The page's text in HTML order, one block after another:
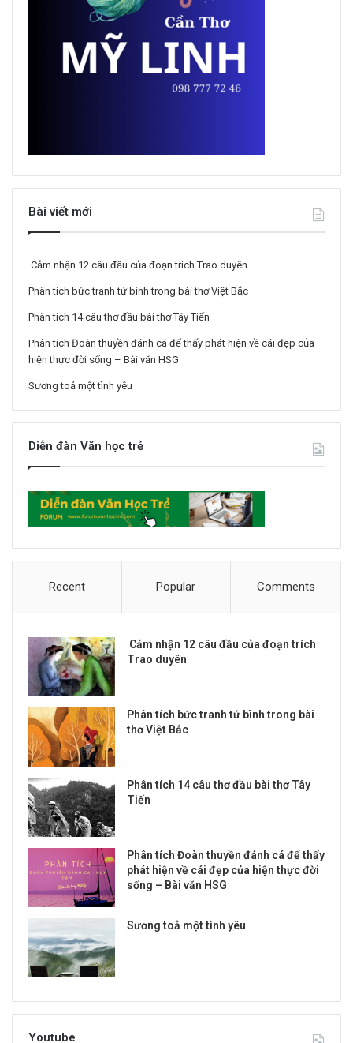
Bài viết mới
Cảm nhận 12 câu đầu của đoạn trích Trao duyên
Phân tích bức tranh tứ bình trong bài thơ Việt Bắc
Phân tích 14 câu thơ đầu bài thơ Tây Tiến
Phân tích Đoàn thuyền đánh cá để thấy phát hiện về cái đẹp của
hiện thực đời sống – Bài văn HSG
Sương toả một tình yêu
Diễn đàn Văn học trẻ
Recent Popular Comments
Cảm nhận 12 câu đầu của đoạn trích
Trao duyên
Phân tích bức tranh tứ bình trong bài
thơ Việt Bắc
Phân tích 14 câu thơ đầu bài thơ Tây
Tiến
Phân tích Đoàn thuyền đánh cá để thấy
phát hiện về cái đẹp của hiện thực đời
sống – Bài văn HSG
Sương toả một tình yêu
Youtube